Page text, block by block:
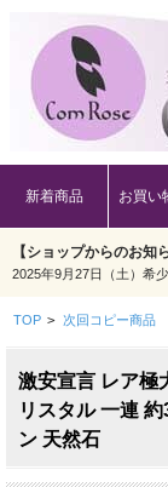
新着商品 お買い
【ショップからのお知
2025年9月27日（土）希
TOP > 次回コピー商品
激安宣言 レア極
リスタル 一連
ン 天然石